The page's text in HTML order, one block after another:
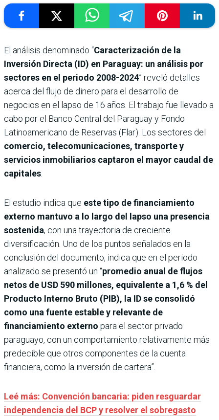
El análisis denominado “Caracterización de la
Inversión Directa (ID) en Paraguay: un análisis por
sectores en el periodo 2008-2024” reveló detalles
acerca del flujo de dinero para el desarrollo de
negocios en el lapso de 16 años. El trabajo fue llevado a
cabo por el Banco Central del Paraguay y Fondo
Latinoamericano de Reservas (Flar). Los sectores del
comercio, telecomunicaciones, transporte y
servicios inmobiliarios captaron el mayor caudal de
capitales.
El estudio indica que este tipo de financiamiento
externo mantuvo a lo largo del lapso una presencia
sostenida, con una trayectoria de creciente
diversificación. Uno de los puntos señalados en la
conclusión del documento, indica que en el periodo
analizado se presentó un “promedio anual de flujos
netos de USD 590 millones, equivalente a 1,6 % del
Producto Interno Bruto (PIB), la ID se consolidó
como una fuente estable y relevante de
financiamiento externo para el sector privado
paraguayo, con un comportamiento relativamente más
predecible que otros componentes de la cuenta
financiera, como la inversión de cartera”.
Leé más: Convención bancaria: piden resguardar
independencia del BCP y resolver el sobregasto